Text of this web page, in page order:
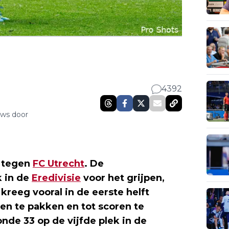
4392
door
FC Utrecht. De
in de Eredivisie voor het grijpen,
vooral in de eerste helft
te pakken en tot scoren te
33 op de vijfde plek in de